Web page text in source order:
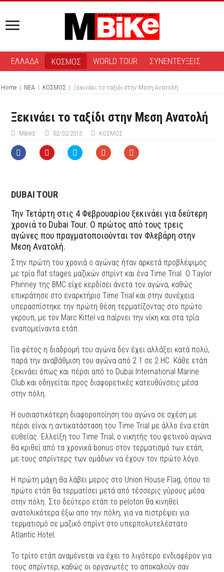
ΕΛΛΑΔΑ ΚΟΣΜΟΣ WORLD TOUR ΣΥΝΕΝΤΕΥΞΕΙΣ
Home | ΝΕΑ | ΚΟΣΜΟΣ | Ξεκινάει το ταξίδι στην Μεση Ανατολή
Ξεκινάει το ταξίδι στην Μεση Ανατολή
ΜΒIKE 02/02/2015 ΚΟΣΜΟΣ
DUBAI TOUR
Την Τετάρτη στις 4 Φεβρουαρίου ξεκινάει για δεύτερη
χρονιά το Dubai Tour. O πρώτος από τους τρεις
αγώνες που πραγματοποιούνται τον Φλεβάρη στην
Μεση Ανατολή.
Στην πρώτη του χρονιά o αγώνας ήταν αρκετά προβλέψιμος
με τρία flat stages μαζικών σπρίντ και ένα Τime Trial. Ο Τaylor
Phinney της BMC είχε κερδίσει άνετα τον αγώνα, καθώς
επικράτησε στο εναρκτήριο Time Trial και στην συνέχεια
υπερασπίστηκε την πρώτη θέση τερματίζοντας στο πρώτο
γκρουπ, με τον Marc Kittel να παίρνει την νίκη και στα τρία
εναπομείναντα ετάπ.
Για φέτος η διαδρομή του αγώνα δεν έχει αλλάξει κατά πολύ,
παρά την αναβάθμιση του αγώνα από 2.1 σε 2.HC. Kάθε ετάπ
ξεκινάει όπως και πέρσι από το Dubai International Marine
Club και οδηγείται προς διαφορετικές κατευθύνσεις μέσα
στην πόλη.
Η ουσιαστικότερη διαφοροποίηση του αγώνα σε σχέση με
πέρσι είναι η αντικατάσταση του Time Trial με άλλο ένα ετάπ
ευθείας. Ελλείξη του Τime Trial, ο νικητής του φετινού αγώνα
θα κριθεί από τα χρονικά bonus στον τερματισμό των ετάπ,
με τους σπρίντερς των ομάδων να έχουν τον πρώτο λόγο.
Η πρώτη μάχη θα λάβει μερος στο Union House Flag, όπου το
πρώτο ετάπ θα τερματίσει μετά από τέσσερις γύρους μέσα
στην πόλη. Στο δεύτερο ετάπ το peloton θα κινηθεί
ανατολικότερα έξω απο την πόλη, για να πιστρέψει για
τερματισμό σε μαζικό σπρίντ στο υπερπολυτελέστατο
Αtlantic Hotel.
To τρίτο ετάπ αναμένεται να έχει το λιγότερο ενδιαφέρον για
τους σπρίντερ, καθώς οι οργανωτές το αποκαλούν σαν